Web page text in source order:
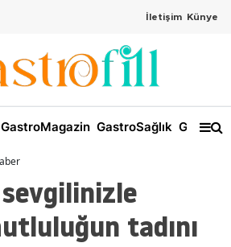
İletişim Künye
GastroMagazin GastroSağlık
tadını